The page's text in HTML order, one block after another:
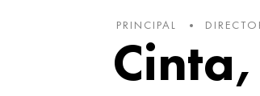
PRINCIPAL